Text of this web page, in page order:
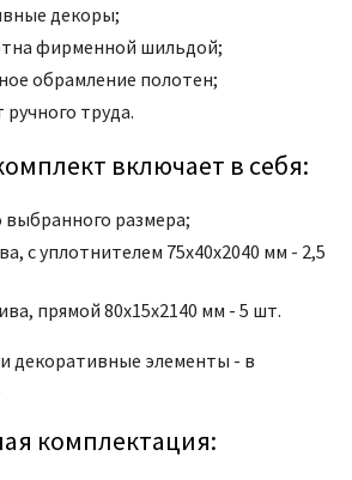
декоры;
фирменной шильдой;
обрамление полотен;
труда.
включает в себя:
размера;
с уплотнителем 75x40x2040 мм - 2,5
прямой 80x15x2140 мм - 5 шт.
декоративные элементы - в
комплектация: